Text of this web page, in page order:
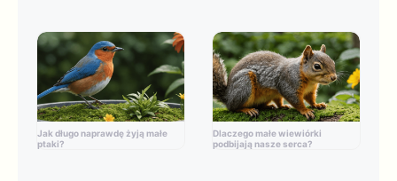
Jak długo naprawdę żyją małe
ptaki?
Dlaczego małe wiewiórki
podbijają nasze serca?